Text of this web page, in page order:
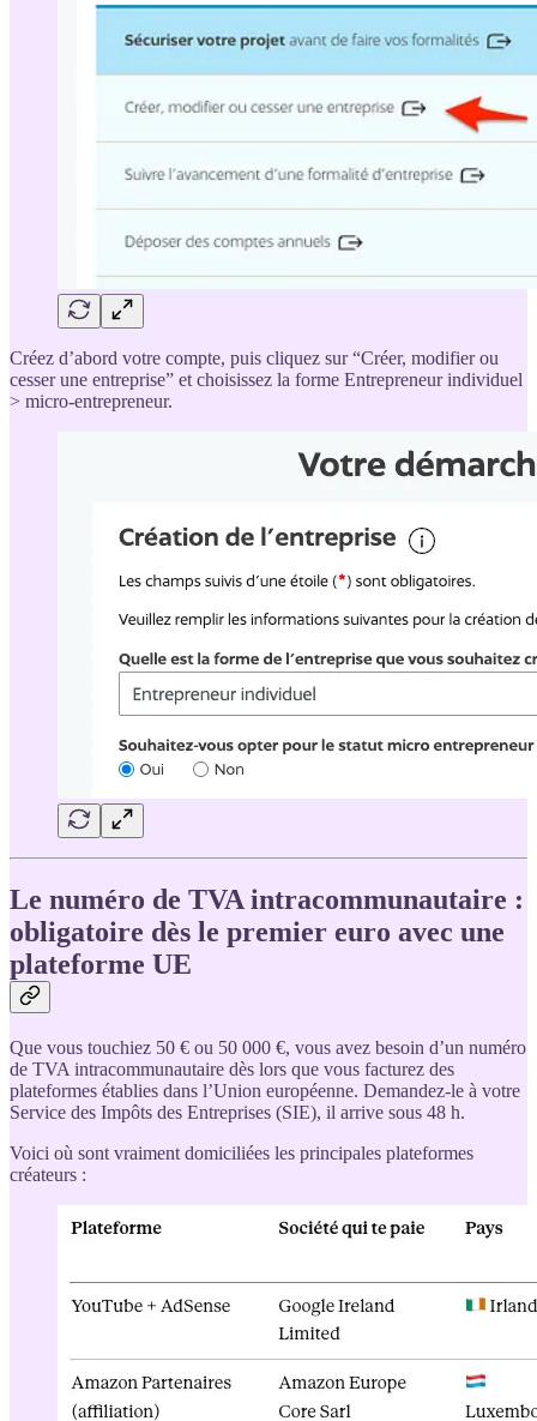
Créez d’abord votre compte, puis cliquez sur “Créer, modifier ou
cesser une entreprise” et choisissez la forme Entrepreneur individuel
> micro-entrepreneur.
Le numéro de TVA intracommunautaire :
obligatoire dès le premier euro avec une
plateforme UE
Que vous touchiez 50 € ou 50 000 €, vous avez besoin d’un numéro
de TVA intracommunautaire dès lors que vous facturez des
plateformes établies dans l’Union européenne. Demandez-le à votre
Service des Impôts des Entreprises (SIE), il arrive sous 48 h.
Voici où sont vraiment domiciliées les principales plateformes
créateurs :